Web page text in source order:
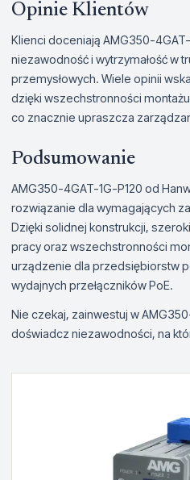
Opinie Klientów
Klienci doceniają AMG350-
niezawodność i wytrzymałość w
przemysłowych. Wiele opinii
dzięki wszechstronności
co znacznie upraszcza
Podsumowanie
AMG350-4GAT-1G-P120 od
rozwiązanie dla wymagających
Dzięki solidnej konstrukcji,
pracy oraz wszechstronności
urządzenie dla przedsiębiorstw
wydajnych przełączników PoE.
Nie czekaj, zainwestuj w
doświadcz niezawodności, na